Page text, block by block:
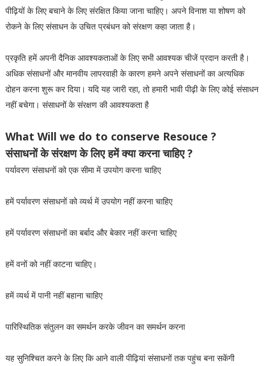
पीढ़ियों के लिए बचाने के लिए संरक्षित किया जाना चाहिए। अपने विनाश या शोषण को
रोकने के लिए संसाधन के उचित प्रबंधन को संरक्षण कहा जाता है।
प्रकृति हमें अपनी दैनिक आवश्यकताओं के लिए सभी आवश्यक चीजें प्रदान करती है।
अधिक संसाधनों और मानवीय लापरवाही के कारण हमने अपने संसाधनों का अत्यधिक
दोहन करना शुरू कर दिया। यदि यह जारी रहा, तो हमारी भावी पीढ़ी के लिए कोई संसाधन
नहीं बचेगा। संसाधनों के संरक्षण की आवश्यकता है
What Will we do to conserve Resouce ?
संसाधनों के संरक्षण के लिए हमें क्या करना चाहिए ?
पर्यावरण संसाधनों को एक सीमा में उपयोग करना चाहिए
हमें पर्यावरण संसाधनों को व्यर्थ में उपयोग नहीं करना चाहिए
हमें पर्यावरण संसाधनों का बर्बाद और बेकार नहीं करना चाहिए
हमें वनों को नहीं काटना चाहिए।
हमें व्यर्थ में पानी नहीं बहाना चाहिए
पारिस्थितिक संतुलन का समर्थन करके जीवन का समर्थन करना
यह सुनिश्चित करने के लिए कि आने वाली पीढ़ियां संसाधनों तक पहुंच बना सकेंगी